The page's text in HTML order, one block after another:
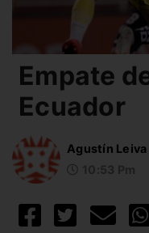
Empate
Ecuador
Agustín Leiva